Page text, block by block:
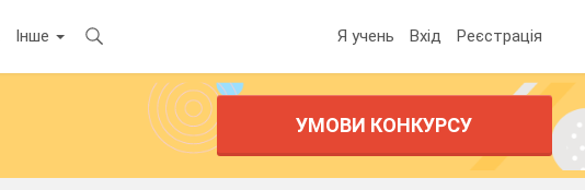
Інше Я учень Вхід Реєстрація
УМОВИ КОНКУРСУ